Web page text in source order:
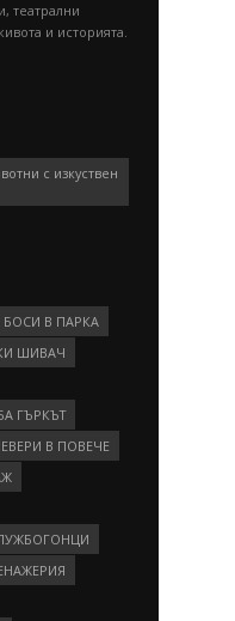
театрални
и историята.
с изкуствен
БОСИ В ПАРКА
ШИВАЧ
ГЪРКЪТ
В ПОВЕЧЕ